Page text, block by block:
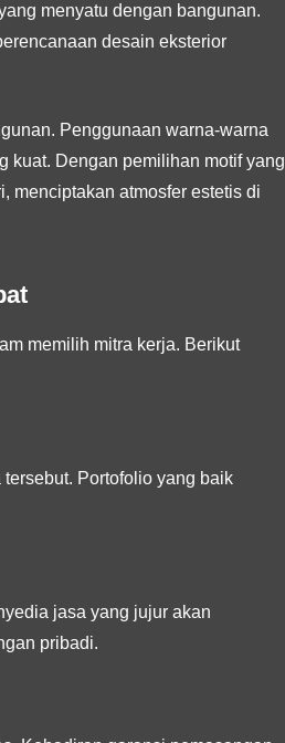
menyatu dengan bangunan.
desain eksterior
Penggunaan warna-warna
kuat. Dengan pemilihan motif yang
menciptakan atmosfer estetis di
memilih mitra kerja. Berikut
Portofolio yang baik
jasa yang jujur akan
pribadi.